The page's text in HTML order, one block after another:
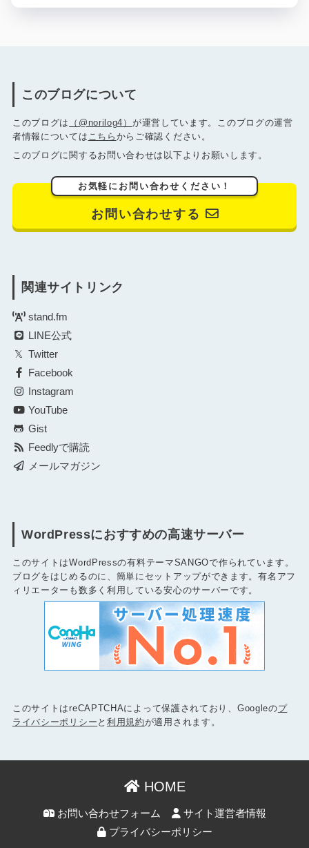
このブログについて
このブログは （@norilog4） が運営しています。このブログの運営
者情報については こちら からご確認ください。
このブログに関するお問い合わせは以下よりお願いします。
お気軽にお問い合わせください！
お問い合わせする
関連サイトリンク
stand.fm
LINE公式
Twitter
Facebook
Instagram
YouTube
Gist
Feedlyで購読
メールマガジン
WordPressにおすすめの高速サーバー
このサイトはWordPressの有料テーマSANGOで作られています。
ブログをはじめるのに、簡単にセットアップができます。有名アフ
ィリエーターも数多く利用している安心のサーバーです。
このサイトはreCAPTCHAによって保護されており、Googleのプ
ライバシーポリシー と 利用規約が適用されます。
HOME
お問い合わせフォーム
サイト運営者情報
プライバシーポリシー